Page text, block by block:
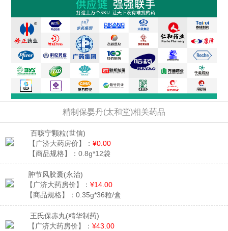
精制保婴丹(太和堂)相关药品
百咳宁颗粒(世信)
【广济大药房价】： ¥0.00
【商品规格】： 0.8g*12袋
肿节风胶囊(永治)
【广济大药房价】： ¥14.00
【商品规格】： 0.35g*36粒/盒
王氏保赤丸(精华制药)
【广济大药房价】： ¥43.00